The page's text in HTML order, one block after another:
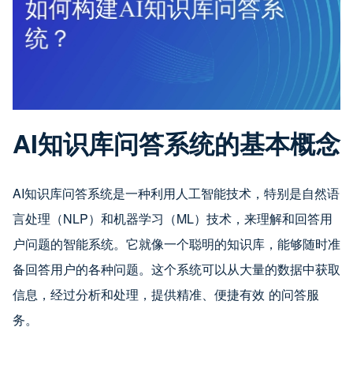
AI知识库问答系统的基本概念
AI知识库问答系统是一种利用人工智能技术，特别是自然语
言处理（NLP）和机器学习（ML）技术，来理解和回答用
户问题的智能系统。它就像一个聪明的知识库，能够随时准
备回答用户的各种问题。这个系统可以从大量的数据中获取
信息，经过分析和处理，提供精准、便捷有效 的问答服
务。